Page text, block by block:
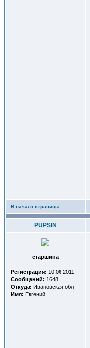
В начало страницы
PUPSIN
старшина
Регистрация: 10.06.2011
Сообщений: 1648
Откуда: Ивановская обл
Имя: Евгений